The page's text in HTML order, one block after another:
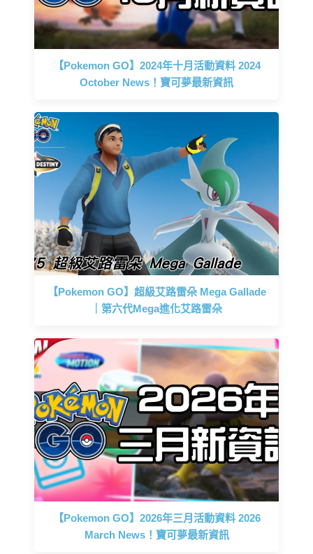
【Pokemon GO】2024年十月活動資料 2024
October News！寶可夢最新資訊
【Pokemon GO】超級艾路雷朵 Mega Gallade
｜第六代Mega進化艾路雷朵
【Pokemon GO】2026年三月活動資料 2026
March News！寶可夢最新資訊